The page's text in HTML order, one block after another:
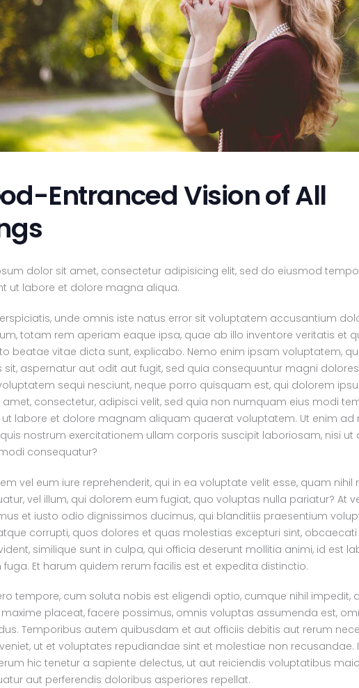
Entranced Vision of All
dolor sit amet, consectetur adipisicing elit, sed do eiusmod
ut labore et dolore magna aliqua.
unde omnis iste natus error sit voluptatem accusantium
totam rem aperiam eaque ipsa, quae ab illo inventore veritatis et
beatae vitae dicta sunt, explicabo. Nemo enim ipsam voluptatem,
sit, aspernatur aut odit aut fugit, sed quia consequuntur magni
sequi nesciunt, neque porro quisquam est, qui dolorem
amet, consectetur, adipisci velit, sed quia non numquam eius modi
ut labore et dolore magnam aliquam quaerat voluptatem. Ut enim ad
nostrum exercitationem ullam corporis suscipit laboriosam, nisi ut
consequatur?
vel eum iure reprehenderit, qui in ea voluptate velit esse, quam nihil
vel illum, qui dolorem eum fugiat, quo voluptas nulla pariatur? At
et iusto odio dignissimos ducimus, qui blanditiis praesentium
corrupti, quos dolores et quas molestias excepturi sint,
similique sunt in culpa, qui officia deserunt mollitia animi, id est
Et harum quidem rerum facilis est et expedita distinctio.
tempore, cum soluta nobis est eligendi optio, cumque nihil impedit,
placeat, facere possimus, omnis voluptas assumenda est,
Temporibus autem quibusdam et aut officiis debitis aut rerum
ut et voluptates repudiandae sint et molestiae non recusandae.
hic tenetur a sapiente delectus, ut aut reiciendis voluptatibus
aut perferendis doloribus asperiores repellat.